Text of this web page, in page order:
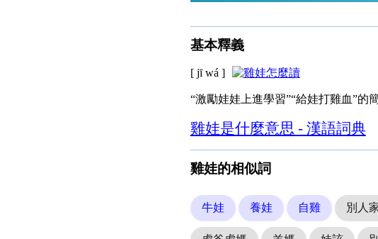
基本釋義
[ jī wá ]
“激勵娃娃上進學習”“給娃打雞血”的
雞娃是什麼意思 - 漢語詞典
雞娃的相似詞
牛娃 養娃 自雞 別人